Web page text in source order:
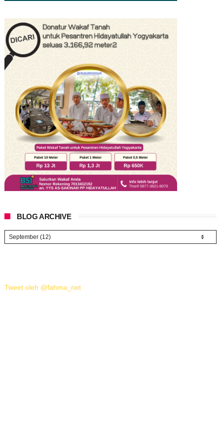
BLOG ARCHIVE
Tweet oleh @fahma_net